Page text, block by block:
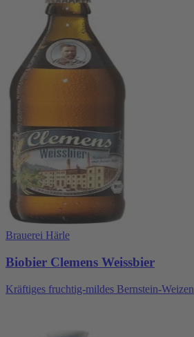
Brauerei Härle
Biobier Clemens Weissbier
Kräftiges fruchtig-mildes Bernstein-Weizen